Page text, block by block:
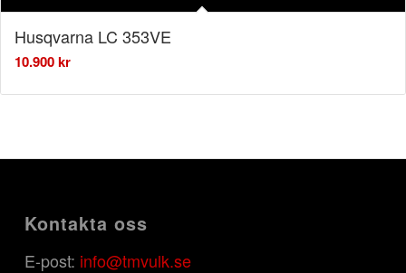
Husqvarna LC 353VE
10.900kr
Kontakta oss
E-post: info@tmvulk.se